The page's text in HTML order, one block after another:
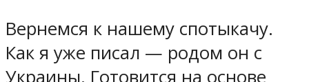
Вернемся к нашему спотыкачу.
Как я уже писал — родом он с
Украины. Готовится на основе